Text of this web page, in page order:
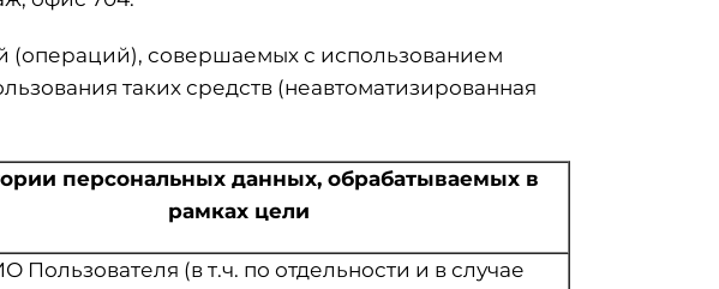
(операций), совершаемых с использованием
таких средств (неавтоматизированная
персональных данных, обрабатываемых в
рамках цели
Пользователя (в т.ч. по отдельности и в случае